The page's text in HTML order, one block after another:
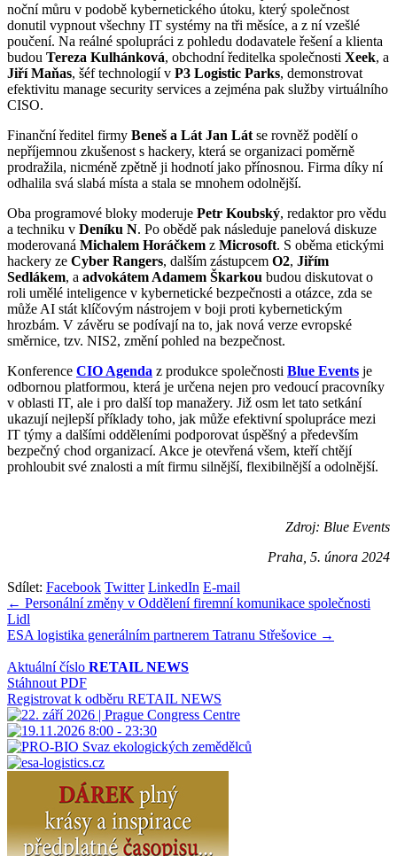
noční můru v podobě kybernetického útoku, který společnost
donutil vypnout všechny IT systémy na tři měsíce, a z ní vzešlé
poučení. Na reálné spolupráci z pohledu dodavatele řešení a klienta
budou Tereza Kulhánková, obchodní ředitelka společnosti Xeek, a
Jiří Maňas, šéf technologií v P3 Logistic Parks, demonstrovat
efektivitu manage security services a zejména pak služby virtuálního
CISO.
Finanční ředitel firmy Beneš a Lát Jan Lát se rovněž podělí o
nepříjemnou zkušenost s hackery, která se organizaci poměrně
prodražila, nicméně zpětně ji hodnotí jako přínosnou. Firma díky ní
odhalila svá slabá místa a stala se mnohem odolnější.
Oba programové bloky moderuje Petr Koubský, redaktor pro vědu
a techniku v Deníku N. Po obědě pak následuje panelová diskuze
moderovaná Michalem Horáčkem z Microsoft. S oběma etickými
hackery ze Cyber Rangers, dalším zástupcem O2, Jiřím
Sedlákem, a advokátem Adamem Škarkou budou diskutovat o
roli umělé inteligence v kybernetické bezpečnosti a otázce, zda se
může AI stát klíčovým nástrojem v boji proti kybernetickým
hrozbám. V závěru se podívají na to, jak nová verze evropské
směrnice, tzv. NIS2, změní pohled na bezpečnost.
Konference CIO Agenda z produkce společnosti Blue Events je
odbornou platformou, která je určena nejen pro vedoucí pracovníky
v oblasti IT, ale i pro další top manažery. Již osm let tato setkání
ukazují nejlepší příklady toho, jak může efektivní spolupráce mezi
IT týmy a dalšími odděleními podporovat úspěšný a především
bezpečný chod organizací. Akce je otevřená všem, kteří chtějí
prohloubit své znalosti a mít firmu silnější, flexibilnější a odolnější.
Zdroj: Blue Events
Praha, 5. února 2024
Sdílet: Facebook Twitter LinkedIn E-mail
Navigace
pro
← Personální změny v Oddělení firemní komunikace společnosti
Lidl
ESA logistika generálním partnerem Tatranu Střešovice →
Aktuální číslo RETAIL NEWS
Stáhnout PDF
Registrovat k odběru RETAIL NEWS